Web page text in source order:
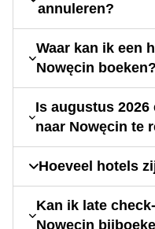
annuleren?
Waar kan ik een
Nowęcin boeken?
Is augustus
naar Nowęcin te
Hoeveel hotels
Kan ik late
Nowęcin